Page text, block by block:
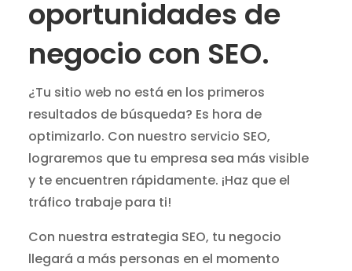
oportunidades de
negocio con SEO.
¿Tu sitio web no está en los primeros
resultados de búsqueda? Es hora de
optimizarlo. Con nuestro servicio SEO,
lograremos que tu empresa sea más visible
y te encuentren rápidamente. ¡Haz que el
tráfico trabaje para ti!
Con nuestra estrategia SEO, tu negocio
llegará a más personas en el momento